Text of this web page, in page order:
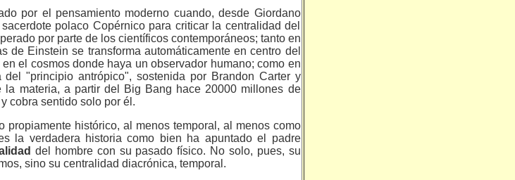
por el pensamiento moderno cuando, desde Giordano
polaco Copérnico para criticar la centralidad del
por parte de los científicos contemporáneos; tanto en
de Einstein se transforma automáticamente en centro del
el cosmos donde haya un observador humano; como en
"principio antrópico", sostenida por Brandon Carter y
materia, a partir del Big Bang hace 20000 millones de
cobra sentido solo por él.
propiamente histórico, al menos temporal, al menos como
la verdadera historia como bien ha apuntado el padre
del hombre con su pasado físico. No solo, pues, su
sino su centralidad diacrónica, temporal.